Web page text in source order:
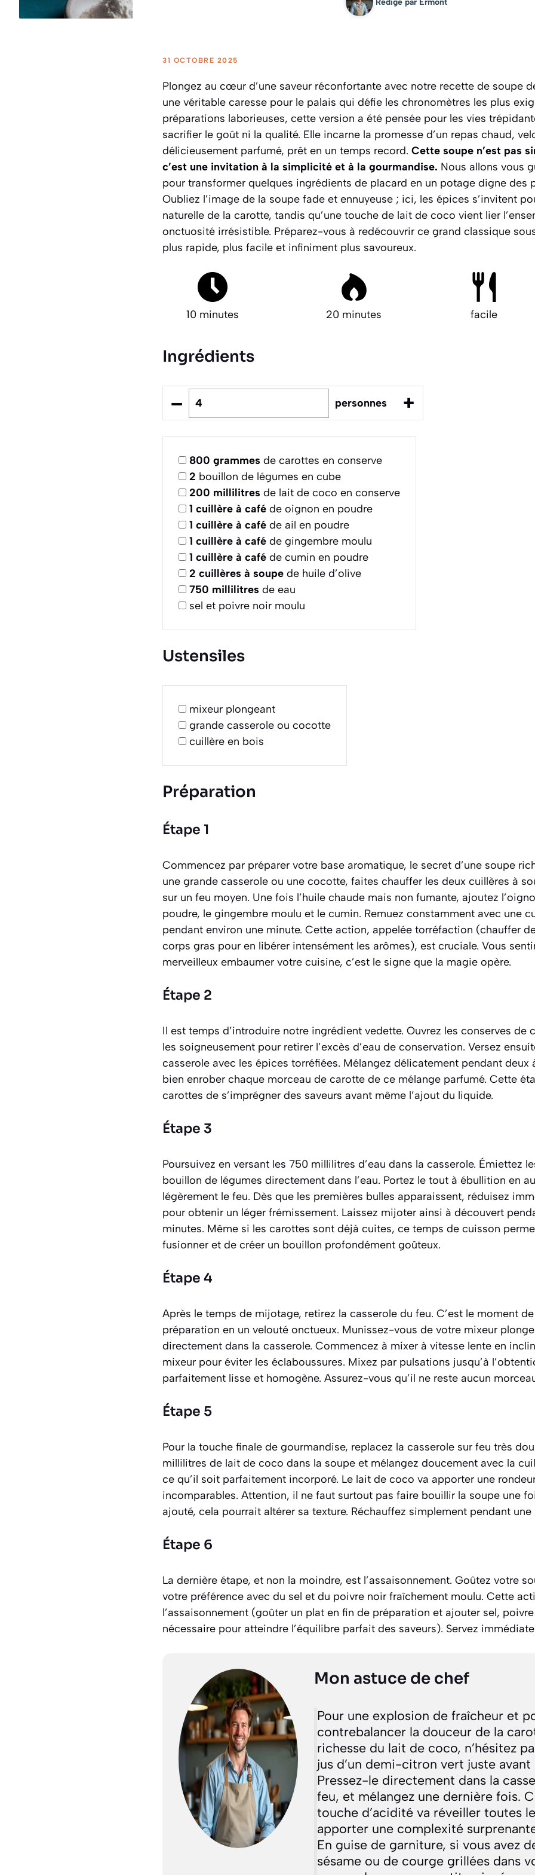
Rédigé par Ermont
31 OCTOBRE 2025
Plongez au cœur d’une saveur réconfortante avec notre recette de soupe
une véritable caresse pour le palais qui défie les chronomètres les plus
préparations laborieuses, cette version a été pensée pour les vies
sacrifier le goût ni la qualité. Elle incarne la promesse d’un repas chaud,
délicieusement parfumé, prêt en un temps record. Cette soupe n’est pas
c’est une invitation à la simplicité et à la gourmandise. Nous allons vous
pour transformer quelques ingrédients de placard en un potage digne des
Oubliez l’image de la soupe fade et ennuyeuse ; ici, les épices s’invitent
naturelle de la carotte, tandis qu’une touche de lait de coco vient lier
onctuosité irrésistible. Préparez-vous à redécouvrir ce grand classique
plus rapide, plus facile et infiniment plus savoureux.
10 minutes 20 minutes facile
Ingrédients
– personnes +
800 grammes de carottes en conserve
2 bouillon de légumes en cube
200 millilitres de lait de coco en conserve
1 cuillère à café de oignon en poudre
1 cuillère à café de ail en poudre
1 cuillère à café de gingembre moulu
1 cuillère à café de cumin en poudre
2 cuillères à soupe de huile d’olive
750 millilitres de eau
sel et poivre noir moulu
Ustensiles
mixeur plongeant
grande casserole ou cocotte
cuillère en bois
Préparation
Étape 1
Commencez par préparer votre base aromatique, le secret d’une soupe
une grande casserole ou une cocotte, faites chauffer les deux cuillères à
sur un feu moyen. Une fois l’huile chaude mais non fumante, ajoutez
poudre, le gingembre moulu et le cumin. Remuez constamment avec une
pendant environ une minute. Cette action, appelée torréfaction (chauffer
corps gras pour en libérer intensément les arômes), est cruciale. Vous
merveilleux embaumer votre cuisine, c’est le signe que la magie opère.
Étape 2
Il est temps d’introduire notre ingrédient vedette. Ouvrez les conserves de
les soigneusement pour retirer l’excès d’eau de conservation. Versez
casserole avec les épices torréfiées. Mélangez délicatement pendant deux
bien enrober chaque morceau de carotte de ce mélange parfumé. Cette
carottes de s’imprégner des saveurs avant même l’ajout du liquide.
Étape 3
Poursuivez en versant les 750 millilitres d’eau dans la casserole. Émiettez
bouillon de légumes directement dans l’eau. Portez le tout à ébullition en
légèrement le feu. Dès que les premières bulles apparaissent, réduisez
pour obtenir un léger frémissement. Laissez mijoter ainsi à découvert
minutes. Même si les carottes sont déjà cuites, ce temps de cuisson
fusionner et de créer un bouillon profondément goûteux.
Étape 4
Après le temps de mijotage, retirez la casserole du feu. C’est le moment
préparation en un velouté onctueux. Munissez-vous de votre mixeur
directement dans la casserole. Commencez à mixer à vitesse lente en
mixeur pour éviter les éclaboussures. Mixez par pulsations jusqu’à
parfaitement lisse et homogène. Assurez-vous qu’il ne reste aucun
Étape 5
Pour la touche finale de gourmandise, replacez la casserole sur feu très
millilitres de lait de coco dans la soupe et mélangez doucement avec la
ce qu’il soit parfaitement incorporé. Le lait de coco va apporter une
incomparables. Attention, il ne faut surtout pas faire bouillir la soupe une
ajouté, cela pourrait altérer sa texture. Réchauffez simplement pendant
Étape 6
La dernière étape, et non la moindre, est l’assaisonnement. Goûtez votre
votre préférence avec du sel et du poivre noir fraîchement moulu. Cette
l’assaisonnement (goûter un plat en fin de préparation et ajouter sel,
nécessaire pour atteindre l’équilibre parfait des saveurs). Servez
Mon astuce de chef
Pour une explosion de fraîcheur et
contrebalancer la douceur de la
richesse du lait de coco, n’hésitez
jus d’un demi-citron vert juste avant
Pressez-le directement dans la
feu, et mélangez une dernière fois.
touche d’acidité va réveiller toutes
apporter une complexité
En guise de garniture, si vous avez
sésame ou de courge grillées dans